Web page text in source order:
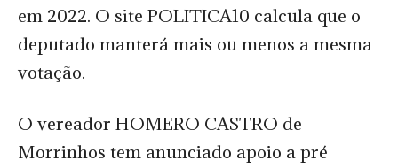
em 2022. O site POLITICA10 calcula que o
deputado manterá mais ou menos a mesma
votação.
O vereador HOMERO CASTRO de
Morrinhos tem anunciado apoio a pré